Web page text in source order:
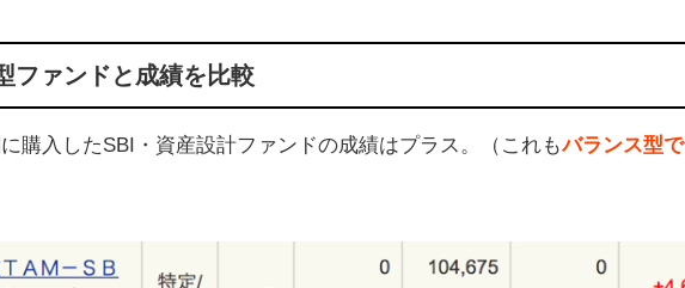
ファンドと成績を比較
購入したSBI・資産設計ファンドの成績はプラス。（これもバランス型で